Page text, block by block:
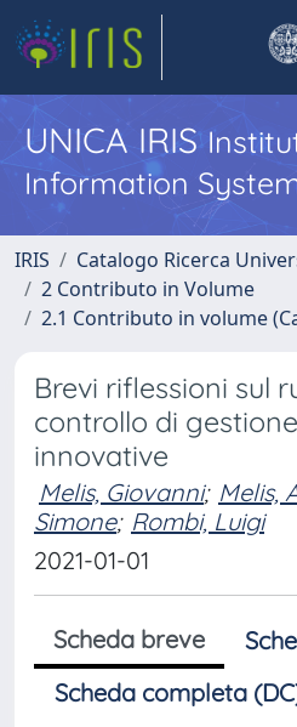
UNICA IRIS
Information
IRIS
Catalogo Ricerca
2 Contributo in Volume
2.1 Contributo in volume
Brevi riflessioni sul
controllo di
innovative
Melis, Giovanni; Melis,
Simone; Rombi, Luigi
2021-01-01
Scheda breve
Scheda completa